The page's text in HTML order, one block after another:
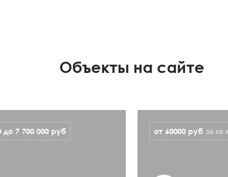
Объекты на сайте
до 7 700 000 руб от 60000 руб за